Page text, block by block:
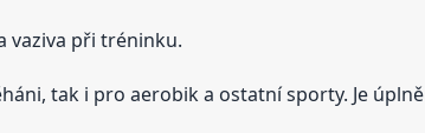
vaziva při tréninku.
tak i pro aerobik a ostatní sporty. Je úplně